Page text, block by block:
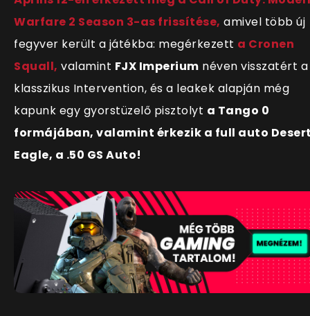
Warfare 2 Season 3-as frissítése, amivel több új
fegyver került a játékba: megérkezett a Cronen
Squall, valamint FJX Imperium néven visszatért a
klasszikus Intervention, és a leakek alapján még
kapunk egy gyorstüzelő pisztolyt a Tango 0
formájában, valamint érkezik a full auto
Eagle, a .50 GS Auto!